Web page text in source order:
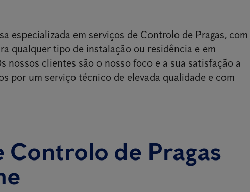
especializada em serviços de Controlo de Pragas, com
qualquer tipo de instalação ou residência e em
nossos clientes são o nosso foco e a sua satisfação a
por um serviço técnico de elevada qualidade e com
Controlo de Pragas